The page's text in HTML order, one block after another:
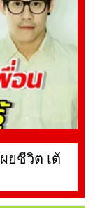
ยชีวิต เต้